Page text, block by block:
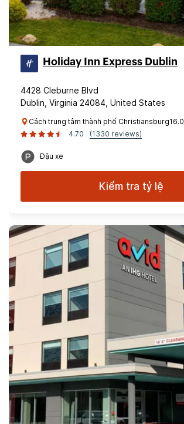
Holiday Inn Express Dublin
4428 Cleburne Blvd
Dublin, Virginia 24084, United States
Cách trung tâm thành phố
4.70
(1330 reviews)
Đậu xe
Kiểm tra tỷ lệ